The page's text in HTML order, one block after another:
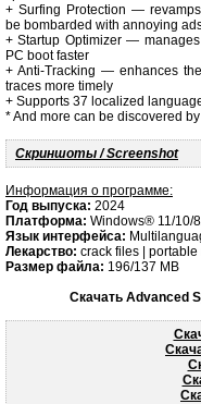
+ Surfing Protection —
be bombarded with annoying
+ Startup Optimizer —
PC boot faster
+ Anti-Tracking — enhances
traces more timely
+ Supports 37 localized
* And more can be discovered
Скриншоты / Screenshot
Информация о программе:
Год выпуска: 2024
Платформа: Windows® 11/10/
Язык интерфейса:
Лекарство: crack files | portable
Размер файла: 196/137 MB
Скачать Advanced